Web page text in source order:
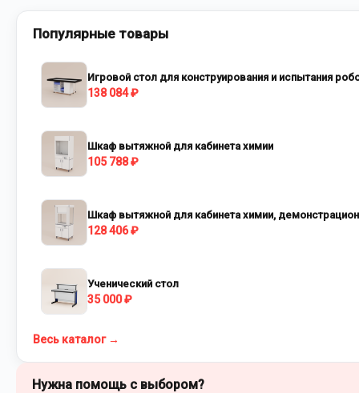
Популярные товары
Игровой стол для конструирования и испытания
138 084 ₽
Шкаф вытяжной для кабинета химии
105 788 ₽
Шкаф вытяжной для кабинета химии,
128 406 ₽
Ученический стол
35 000 ₽
Весь каталог →
Нужна помощь с выбором?